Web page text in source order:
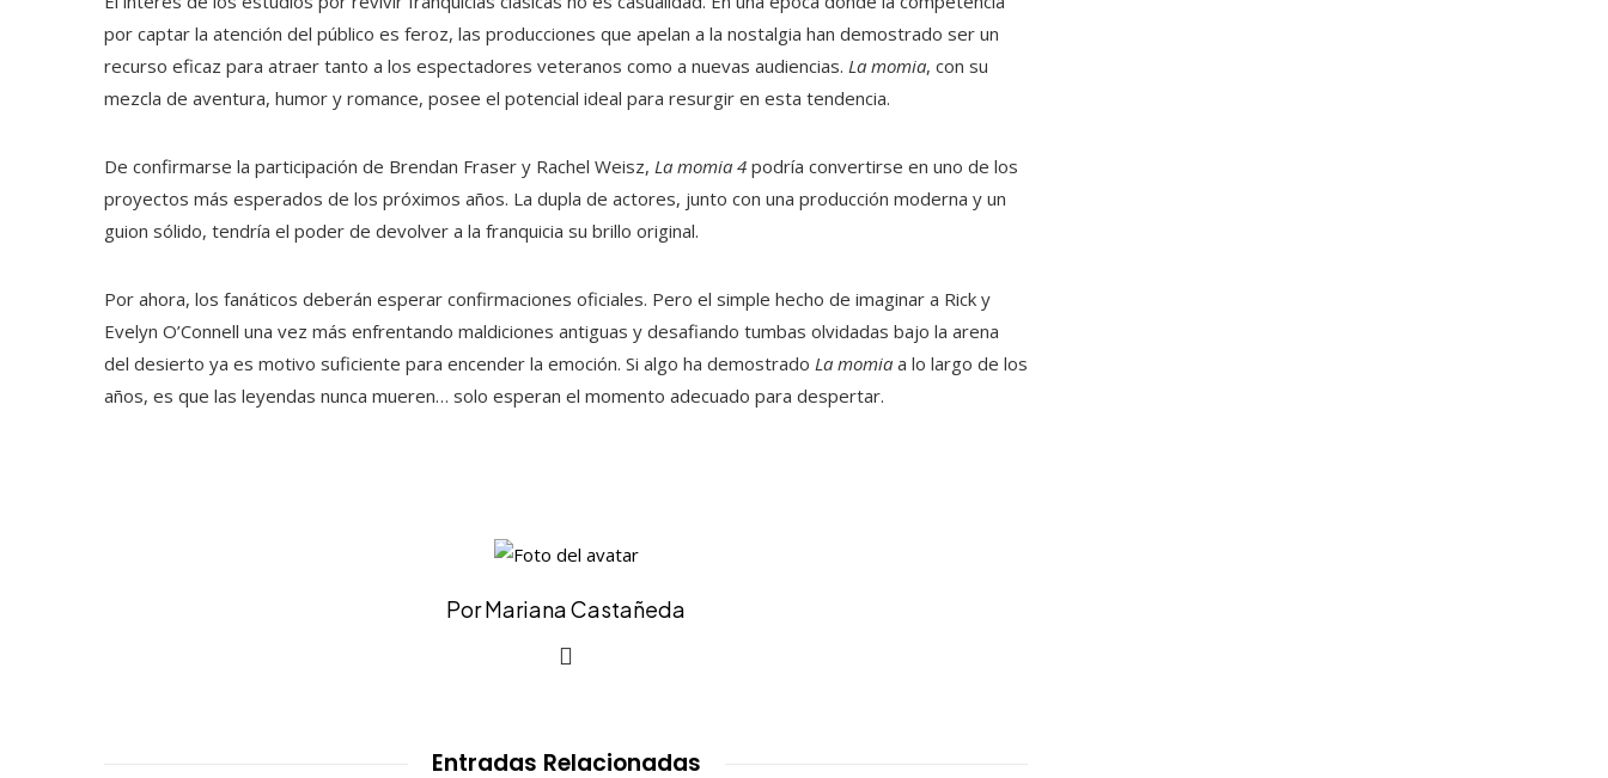
por captar la atención del público es feroz, las producciones que apelan a la nostalgia han demostrado ser un
recurso eficaz para atraer tanto a los espectadores veteranos como a nuevas audiencias. La momia, con su
mezcla de aventura, humor y romance, posee el potencial ideal para resurgir en esta tendencia.
De confirmarse la participación de Brendan Fraser y Rachel Weisz, La momia 4 podría convertirse en uno de los
proyectos más esperados de los próximos años. La dupla de actores, junto con una producción moderna y un
guion sólido, tendría el poder de devolver a la franquicia su brillo original.
Por ahora, los fanáticos deberán esperar confirmaciones oficiales. Pero el simple hecho de imaginar a Rick y
Evelyn O’Connell una vez más enfrentando maldiciones antiguas y desafiando tumbas olvidadas bajo la arena
del desierto ya es motivo suficiente para encender la emoción. Si algo ha demostrado La momia a lo largo de los
años, es que las leyendas nunca mueren… solo esperan el momento adecuado para despertar.
Por Mariana Castañeda
Entradas Relacionadas